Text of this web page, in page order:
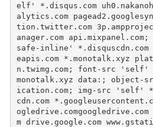
elf' *.disqus.com
alytics.com
tion.twitter.com
anager.com
safe-inline' *.disquscdn.com
eapis.com *.monotalk.xyz
n.twimg.com; font-src 'self'
monotalk.xyz data:; object-
ication.com; img-src 'self'
cdn.com
m drive.google.com